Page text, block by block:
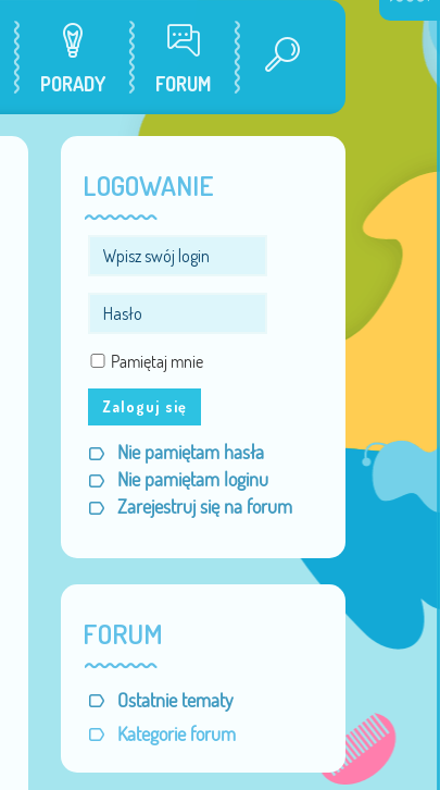
PORADY FORUM
LOGOWANIE
Pamiętaj mnie
Zaloguj się
Nie pamiętam hasła
Nie pamiętam loginu
Zarejestruj się na forum
FORUM
Ostatnie tematy
Kategorie forum